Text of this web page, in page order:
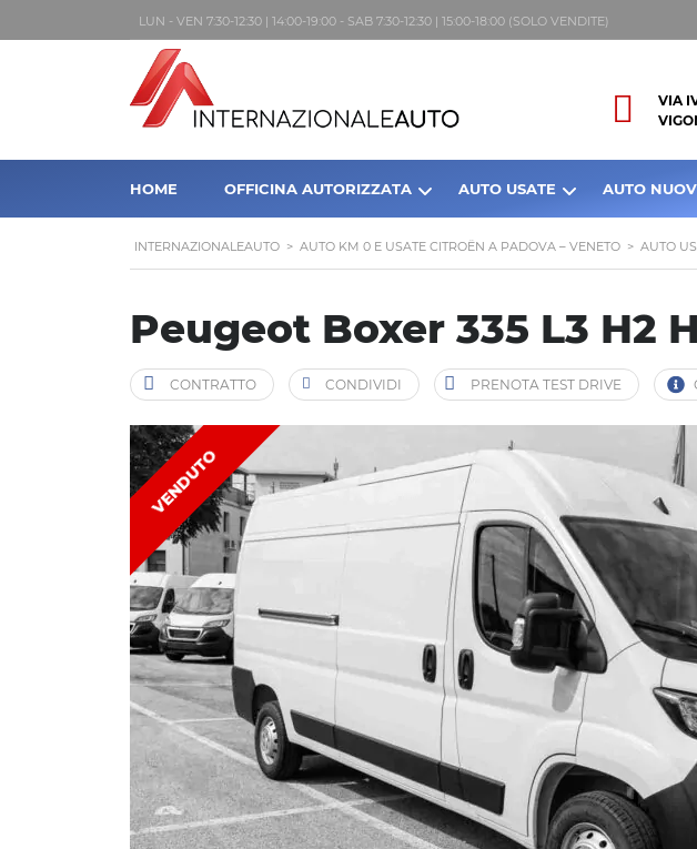
LUN - VEN 7:30-12:30 | 14:00-19:00 - SAB 7:30-12:30 | 15:00-18:00 (SOLO VENDITE)
VIA
HOME OFFICINA AUTORIZZATA AUTO USATE AUTO
INTERNAZIONALEAUTO > AUTO KM 0 E USATE CITROËN A PADOVA – VENETO > AUTO
Peugeot Boxer 335 L3 H2
CONTRATTO CONDIVIDI PRENOTA TEST DRIVE
VENDUTO